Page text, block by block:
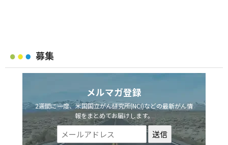
募集
メルマガ登録
2週間に一度、米国国立がん研究所(NCI)などの最新がん情
報をまとめてお届けします。